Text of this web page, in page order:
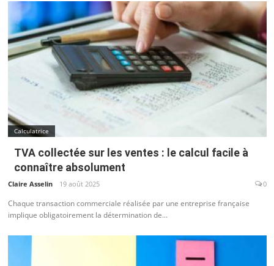
Calculatrice
TVA collectée sur les ventes : le calcul facile à
connaître absolument
Claire Asselin 19 août 2025 0
Chaque transaction commerciale réalisée par une entreprise française
implique obligatoirement la détermination de...